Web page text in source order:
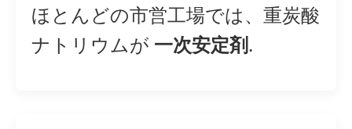
ほとんどの市営工場では、重炭酸
ナトリウムが 一次安定剤.